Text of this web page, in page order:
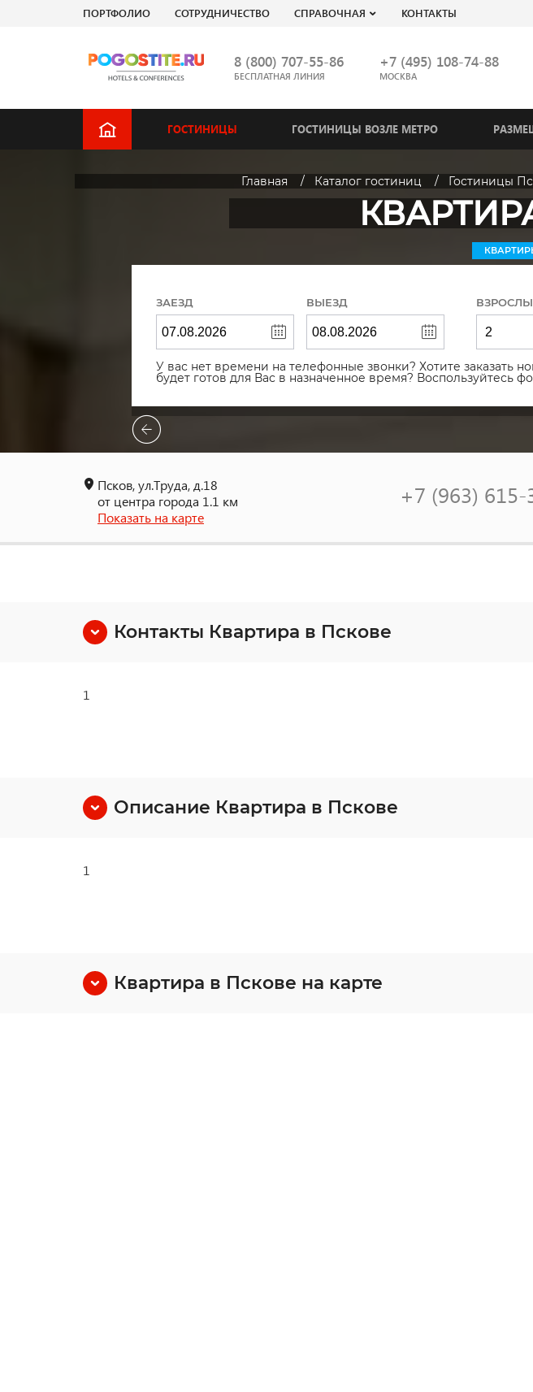
ПОРТФОЛИО СОТРУДНИЧЕСТВО СПРАВОЧНАЯ КОНТАКТЫ
8 (800) 707-55-86
БЕСПЛАТНАЯ ЛИНИЯ
+7 (495) 108-74-88
МОСКВА
ГОСТИНИЦЫ ГОСТИНИЦЫ ВОЗЛЕ МЕТРО
Главная Каталог гостиниц Гостиницы
ЗАЕЗД ВЫЕЗД
У вас нет времени на телефонные звонки? Хотите заказать
будет готов для Вас в назначенное время?
Псков, ул.Труда, д.18
от центра города 1.1 км
Показать на карте
+7 (963) 615-
Контакты Квартира в Пскове
1
Описание Квартира в Пскове
1
Квартира в Пскове на карте